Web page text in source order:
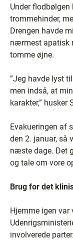
Under
trommehinder,
Drengen havde
nærmest apatisk
tomme øjne.
”Jeg havde lyst
men indså, at
karakter,” husker
Evakueringen af
den 2. januar, så
næste dage. Det
og tale om vore
Brug for det
Hjemme igen
involverede parter.